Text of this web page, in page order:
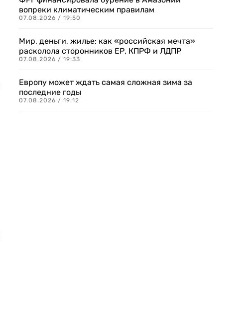
вопреки климатическим правилам
07.08.2026 / 19:50
Мир, деньги, жилье: как «российская мечта»
расколола сторонников ЕР, КПРФ и ЛДПР
07.08.2026 / 19:33
Европу может ждать самая сложная зима за
последние годы
07.08.2026 / 19:12